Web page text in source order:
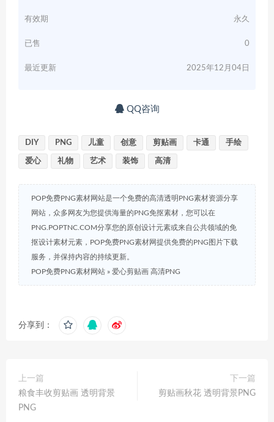
有效期 永久
已售 0
最近更新 2025年12月04日
QQ咨询
DIY PNG 儿童 创意 剪贴画 卡通 手绘
爱心 礼物 艺术 装饰 高清
POP免费PNG素材网站是一个免费的高清透明PNG素材资源分享
网站，众多网友为您提供海量的PNG免抠素材，您可以在
PNG.POPTNC.COM分享您的原创设计元素或来自公共领域的免
抠设计素材元素，POP免费PNG素材网提供免费的PNG图片下载
服务，并保持内容的持续更新。
POP免费PNG素材网站 » 爱心剪贴画 高清PNG
分享到：
上一篇
粮食丰收剪贴画 透明背景
PNG
下一篇
剪贴画秋花 透明背景PNG